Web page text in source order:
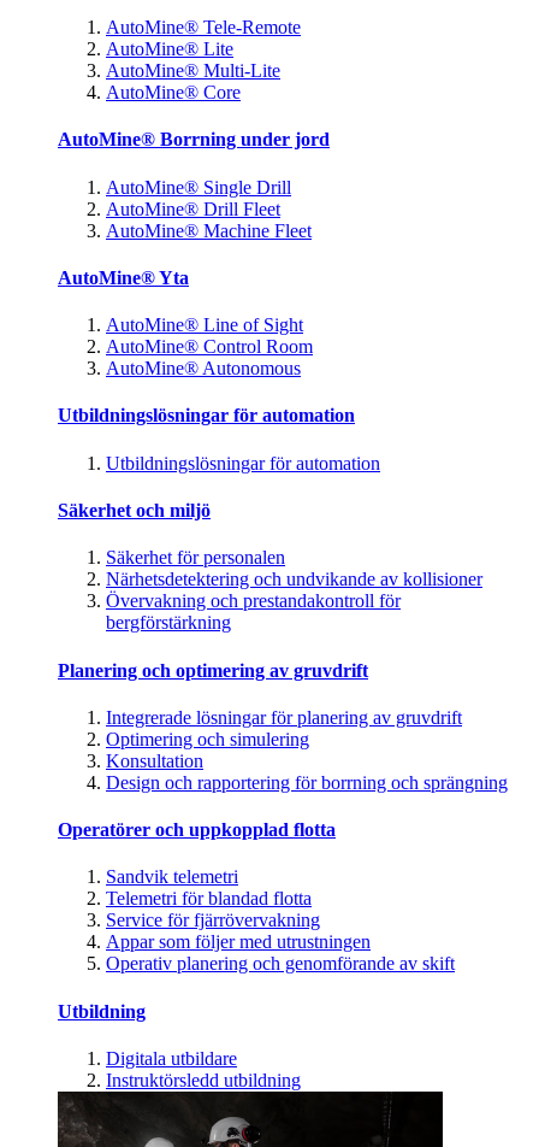
AutoMine® Tele-Remote
AutoMine® Lite
AutoMine® Multi-Lite
AutoMine® Core
AutoMine® Borrning under jord
AutoMine® Single Drill
AutoMine® Drill Fleet
AutoMine® Machine Fleet
AutoMine® Yta
AutoMine® Line of Sight
AutoMine® Control Room
AutoMine® Autonomous
Utbildningslösningar för automation
Utbildningslösningar för automation
Säkerhet och miljö
Säkerhet för personalen
Närhetsdetektering och undvikande av kollisioner
Övervakning och prestandakontroll för
bergförstärkning
Planering och optimering av gruvdrift
Integrerade lösningar för planering av gruvdrift
Optimering och simulering
Konsultation
Design och rapportering för borrning och sprängning
Operatörer och uppkopplad flotta
Sandvik telemetri
Telemetri för blandad flotta
Service för fjärrövervakning
Appar som följer med utrustningen
Operativ planering och genomförande av skift
Utbildning
Digitala utbildare
Instruktörsledd utbildning